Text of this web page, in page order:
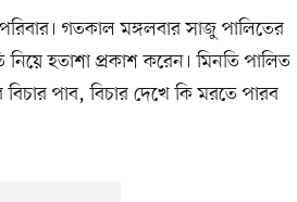
গতকাল মঙ্গলবার সাজু পালিতের
নিয়ে হতাশা প্রকাশ করেন। মিনতি পালিত
পাব, বিচার দেখে কি মরতে পারব